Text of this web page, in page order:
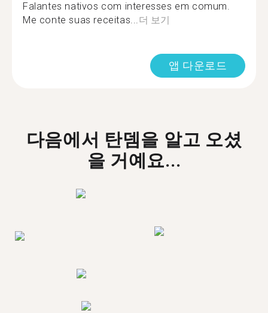
Falantes nativos com interesses em comum.
Me conte suas receitas...더 보기
앱 다운로드
다음에서 탄뎀을 알고 오셨
을 거예요...